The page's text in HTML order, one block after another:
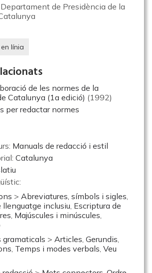
de Presidència de la
línia
de les normes de la
Catalunya (1a edició) (1992)
per redactar normes
Manuals de redacció i estil
Catalunya
> Abreviatures, símbols i sigles,
llenguatge inclusiu, Escriptura de
, Majúscules i minúscules,
gramaticals > Articles, Gerundis,
, Temps i modes verbals, Veu